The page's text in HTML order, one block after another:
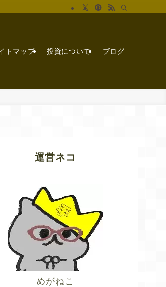
トマップ 投資について ブログ
運営ネコ
めがねこ